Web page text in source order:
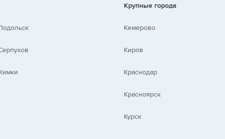
Крупные города
Кемерово
Киров
Краснодар
Красноярск
Курск